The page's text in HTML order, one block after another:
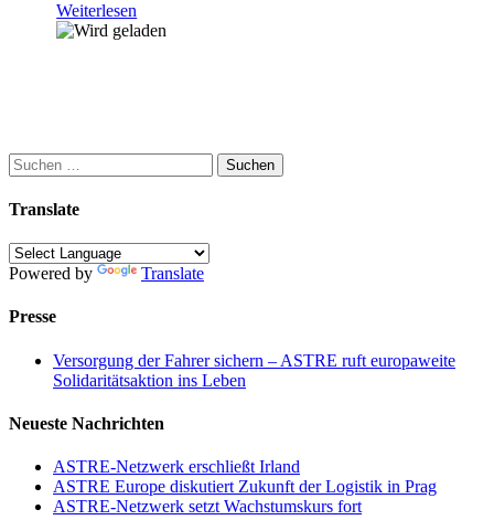
Weiterlesen
Suchen
nach:
Translate
Powered by Translate
Presse
Versorgung der Fahrer sichern – ASTRE ruft europaweite
Solidaritätsaktion ins Leben
Neueste Nachrichten
ASTRE-Netzwerk erschließt Irland
ASTRE Europe diskutiert Zukunft der Logistik in Prag
ASTRE-Netzwerk setzt Wachstumskurs fort